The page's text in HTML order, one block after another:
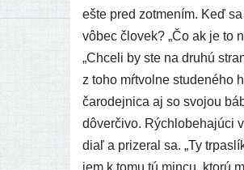
ešte pred zotme­ním. Keď
vôbec člo­vek? „Čo ak je to
„Chceli by ste na dru­hú
z toho mŕt­vol­ne stu­de­né­ho
čaro­dej­ni­ca aj so svo­jou
dôver­či­vo. Rýchlobehajúci
diaľ a pri­ze­ral sa. „Ty
jem k tomu tú min­cu, kto­rú